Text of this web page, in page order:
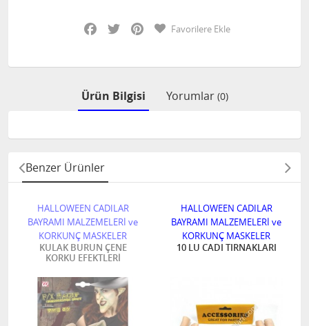
Facebook
Twitter PinterestFavorilere Ekle
Ürün Bilgisi Yorumlar (0)
Benzer Ürünler
HALLOWEEN CADILAR
BAYRAMI MALZEMELERİ ve
KORKUNÇ MASKELER
KULAK BURUN ÇENE
KORKU EFEKTLERİ
HALLOWEEN CADILAR
BAYRAMI MALZEMELERİ ve
KORKUNÇ MASKELER
10 LU CADI TIRNAKLARI